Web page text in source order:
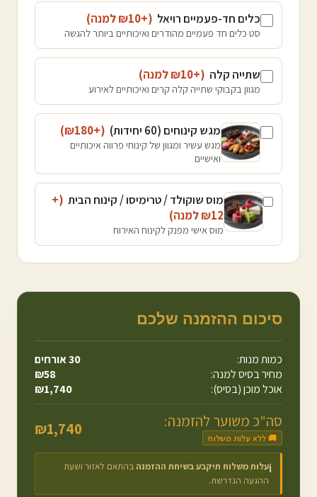
כלים חד-פעמיים רויאל (+₪
10 למנה)
סט כלים חד פעמיים מהודרים ואיכותיים ביותר להגשה
שתייה קלה (+₪
10 למנה)
מגוון בקבוקי שתייה קלה קרים ואיכותיים לאירוע
מגש קינוחים (60 יחידות) (+₪
180
)
מגש עשיר ומגוון של קינוחי פרווה איכותיים
ואישיים
מוס שוקולד / טרימיסו / קינוח הבית (+
₪12 למנה)
מוס אישי מפנק לקינוח האירוח
סיכום ההזמנה שלכם
כמות מנות: 30אורחים
מחיר בסיס למנה:
₪58
אוכל מוכן (בסיס):
₪1,740
סה"כ משוער להזמנה:
🚚 ללא עלות משלוח ₪1,740
ℹ️עלות משלוח תיקבע בשיחת ההזמנה בהתאם לאזור ושעת
ההגעה הנדרשת.